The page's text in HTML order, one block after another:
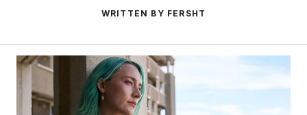
WRITTEN BY FERSHT